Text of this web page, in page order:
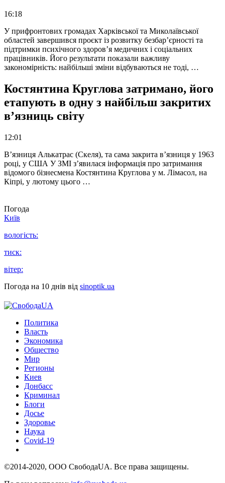
16:18
У прифронтових громадах Харківської та Миколаївської
областей завершився проєкт із розвитку безбар’єрності та
підтримки психічного здоров’я медичних і соціальних
працівників. Його результати показали важливу
закономірність: найбільші зміни відбуваються не тоді, …
Костянтина Круглова затримано, його
етапують в одну з найбільш закритих
в’язниць світу
12:01
В’язниця Алькатрас (Скеля), та сама закрита в’язниця у 1963
році, у США У ЗМІ з’явилася інформація про затримання
відомого бізнесмена Костянтина Круглова у м. Лімасол, на
Кіпрі, у лютому цього …
Погода
Київ
вологість:
тиск:
вітер:
Погода на 10 днів від sinoptik.ua
Политика
Власть
Экономика
Общество
Мир
Регионы
Киев
Донбасс
Криминал
Блоги
Досье
Здоровье
Наука
Covid-19
©2014-2020, ООО СвободаUA. Все права защищены.